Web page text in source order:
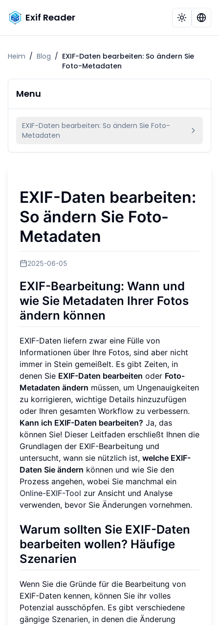
Exif Reader
Heim / Blog / EXIF-Daten bearbeiten: So ändern Sie
Foto-Metadaten
Menu
EXIF-Daten bearbeiten: So ändern Sie Foto-
Metadaten
EXIF-Daten bearbeiten:
So ändern Sie Foto-
Metadaten
2025-06-05
EXIF-Bearbeitung: Wann und
wie Sie Metadaten Ihrer Fotos
ändern können
EXIF-Daten liefern zwar eine Fülle von
Informationen über Ihre Fotos, sind aber nicht
immer in Stein gemeißelt. Es gibt Zeiten, in
denen Sie EXIF-Daten bearbeiten oder Foto-
Metadaten ändern müssen, um Ungenauigkeiten
zu korrigieren, wichtige Details hinzuzufügen
oder Ihren gesamten Workflow zu verbessern.
Kann ich EXIF-Daten bearbeiten? Ja, das
können Sie! Dieser Leitfaden erschließt Ihnen die
Grundlagen der EXIF-Bearbeitung und
untersucht, wann sie nützlich ist, welche EXIF-
Daten Sie ändern können und wie Sie den
Prozess angehen, wobei Sie manchmal ein
Online-EXIF-Tool zur Ansicht und Analyse
verwenden, bevor Sie Änderungen vornehmen.
Warum sollten Sie EXIF-Daten
bearbeiten wollen? Häufige
Szenarien
Wenn Sie die Gründe für die Bearbeitung von
EXIF-Daten kennen, können Sie ihr volles
Potenzial ausschöpfen. Es gibt verschiedene
gängige Szenarien, in denen die Änderung